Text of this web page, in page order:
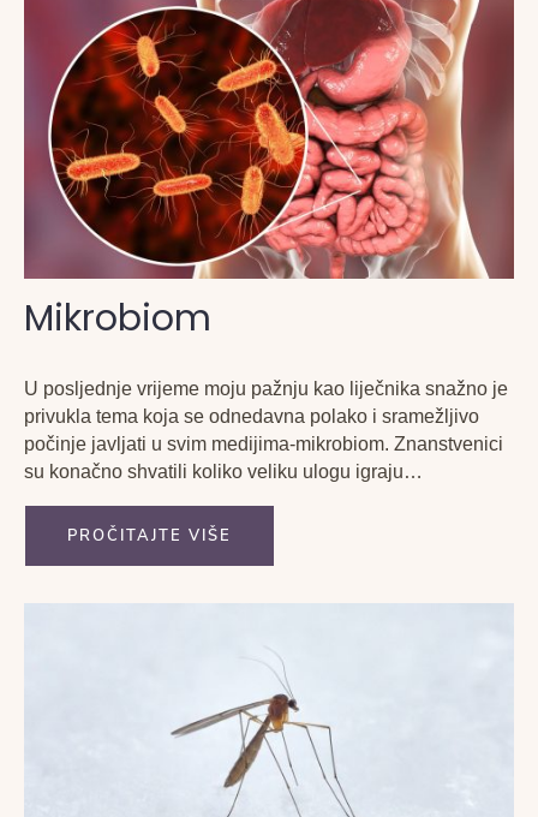
Mikrobiom
U posljednje vrijeme moju pažnju kao liječnika snažno je
privukla tema koja se odnedavna polako i sramežljivo
počinje javljati u svim medijima-mikrobiom. Znanstvenici
su konačno shvatili koliko veliku ulogu igraju
u simbiozi. Jednom sam naišla na pitalicu: Što je
PROČITAJTE VIŠE